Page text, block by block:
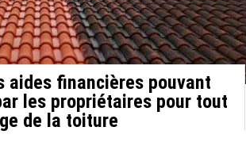
aides financières pouvant
les propriétaires pour tout
de la toiture